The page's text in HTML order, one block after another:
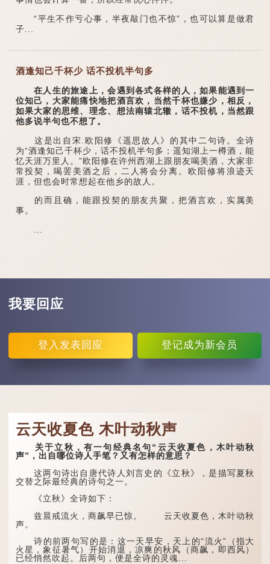
“平生不作亏心事，半夜敲门也不惊”，也可以算是做君
子...
酒逢知己千杯少 话不投机半句多
在人生的旅途上，会遇到各式各样的人，如果能遇到一
位知己，大家能痛快地把酒言欢，当然千杯也嫌少，相反，
如果大家的思维、理念、想法南辕北辙，话不投机，当然跟
他多说半句也不想了。
这是出自宋.欧阳修《遥思故人》的其中二句诗。全诗
为“酒逢知己千杯少，话不投机半句多；遥知湖上一樽酒，能
忆天涯万里人。”欧阳修在许州西湖上跟朋友喝美酒，大家非
常投契，喝罢美酒之后，二人将会分离。欧阳修将浪迹天
涯，但也会时常想起在他乡的故人。
的而且确，能跟投契的朋友共聚，把酒言欢，实属美
事。
我要回应
登入 发表回应 登记成为新会员
云天收夏色 木叶动秋声
关于立秋，有一句经典名句“云天收夏色，木叶动秋
声”，出自哪位诗人手笔？又有怎样的意思？
这两句诗出自唐代诗人刘言史的《立秋》，是描写夏秋
交替之际最经典的诗句之一。
《立秋》全诗如下：
兹晨戒流火，商飙早已惊。 云天收夏色，木叶动秋
声。
诗的前两句写的是：这一天早安，天上的“流火”（指大
火星，象征暑气）开始消退，凉爽的秋风（商飙，即西风）
已经悄然吹起。后两句，便是全诗的灵魂...